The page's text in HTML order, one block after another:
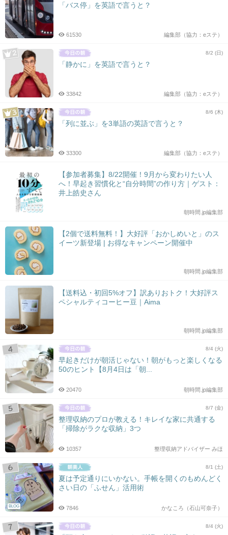
「バス停」を英語で言うと？
編集部（協力：eステ）
61530
8/2 (日)
「静かに」を英語で言うと？
編集部（協力：eステ）
33842
8/6 (木)
「列に並ぶ」を3単語の英語で言うと？
編集部（協力：eステ）
33300
【参加者募集】8/22開催！9月から変わりたい人
へ！早起き習慣化と“自分時間”の作り方｜ゲスト：
井上皓史さん
朝時間.jp編集部
【2個で送料無料！】大好評「おかしめいと」のス
イーツ新登場 | お得なキャンペーン開催中
朝時間.jp編集部
【送料込・初回5%オフ】訳ありおトク！大好評ス
ペシャルティコーヒー豆｜Aima
朝時間.jp編集部
8/4 (火)
早起きだけが朝活じゃない！朝がもっと楽しくなる
50のヒント【8月4日は「朝...
朝時間.jp編集部
20470
8/7 (金)
整理収納のプロが教える！キレイな家に共通する
「掃除がラクな収納」3つ
整理収納アドバイザー みほ
10357
BLOG
8/1 (土)
夏は予定通りにいかない。手帳を開くのもめんどく
さい日の「ふせん」活用術
かなころ（石山可奈子）
7846
8/4 (火)